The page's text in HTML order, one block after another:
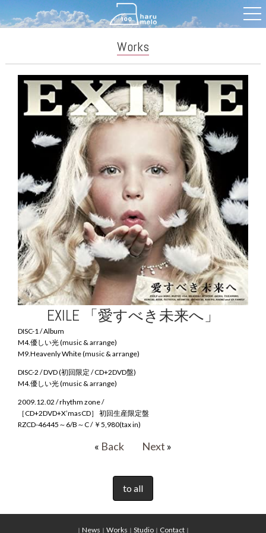
Works
EXILE 「愛すべき未来へ」
DISC-1 / Album
M4.優しい光 (music & arrange)
M9.Heavenly White (music & arrange)
DISC-2 / DVD (初回限定 / CD+2DVD盤)
M4.優しい光 (music & arrange)
2009.12.02 / rhythm zone /
［CD+2DVD+X’masCD］ 初回生産限定盤
RZCD-46445～6/B～C / ￥5,980(tax in)
« Back Next »
to all
｜ News ｜ Works ｜ Studio｜ Contact｜